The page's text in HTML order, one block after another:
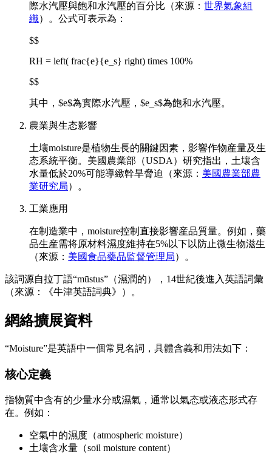
際水汽壓與飽和水汽壓的百分比（來源： 世界氣象組
織）。公式可表示為：
$$
RH = left( frac{e}{e_s} right) times 100%
$$
其中，$e$為實際水汽壓，$e_s$為飽和水汽壓。
農業與生态影響
土壤moisture是植物生長的關鍵因素，影響作物産量及生
态系統平衡。美國農業部（USDA）研究指出，土壤含
水量低於20%可能導緻幹旱脅迫（來源： 美國農業部農
業研究局）。
工業應用
在制造業中，moisture控制直接影響産品質量。例如，藥
品生産需将原材料濕度維持在5%以下以防止微生物滋生
（來源： 美國食品藥品監督管理局）。
該詞源自拉丁語“mūstus”（濕潤的），14世紀後進入英語詞彙
（來源：《牛津英語詞典》）。
網絡擴展資料
“Moisture”是英語中一個常見名詞，具體含義和用法如下：
核心定義
指物質中含有的少量水分或濕氣，通常以氣态或液态形式存
在。例如：
空氣中的濕度（atmospheric moisture）
土壤含水量（soil moisture content）